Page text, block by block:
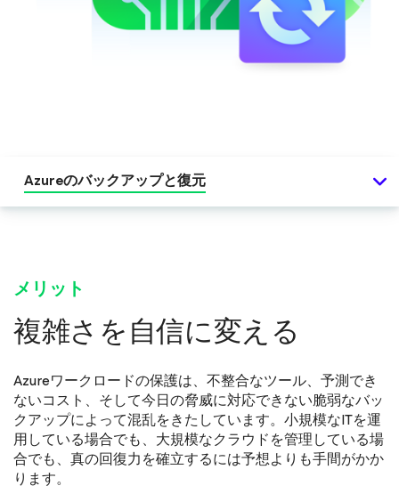
Azureのバックアップと復元
メリット
複雑さを自信に変える
Azureワークロードの保護は、不整合なツール、予測でき
ないコスト、そして今日の脅威に対応できない脆弱なバッ
クアップによって混乱をきたしています。小規模なITを運
用している場合でも、大規模なクラウドを管理している場
合でも、真の回復力を確立するには予想よりも手間がかか
ります。